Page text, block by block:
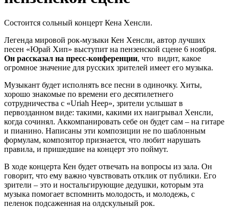
Состоится сольный концерт Кена Хенсли.
Легенда мировой рок-музыки Кен Хенсли, автор лучших
песен «Юрай Хип» выступит на пензенской сцене 6 ноября.
Он рассказал на пресс-конференции, что видит, какое
огромное значение для русских зрителей имеет его музыка.
Музыкант будет исполнять все песни в одиночку. Хиты,
хорошо знакомые по времени его десятилетнего
сотрудничества с «Uriah Heep», зрители услышат в
первозданном виде: такими, какими их наигрывал Хенсли,
когда сочинял. Аккомпанировать себе он будет сам – на гитаре
и пианино. Написаны эти композиции не по шаблонным
формулам, композитор признается, что любит нарушать
правила, и пришедшие на концерт это поймут.
В ходе концерта Кен будет отвечать на вопросы из зала. Он
говорит, что ему важно чувствовать отклик от публики. Его
зрители – это и ностальгирующие дедушки, которым эта
музыка помогает вспомнить молодость, и молодежь, с
пеленок подсаженная на олдскульный рок.